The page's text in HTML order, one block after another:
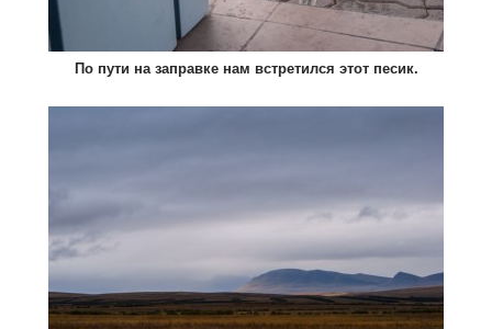
По пути на заправке нам встретился этот песик.